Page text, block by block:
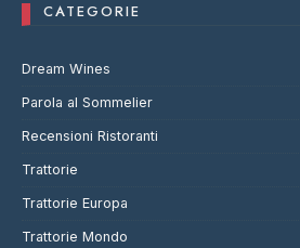
CATEGORIE
Dream Wines
Parola al Sommelier
Recensioni Ristoranti
Trattorie
Trattorie Europa
Trattorie Mondo